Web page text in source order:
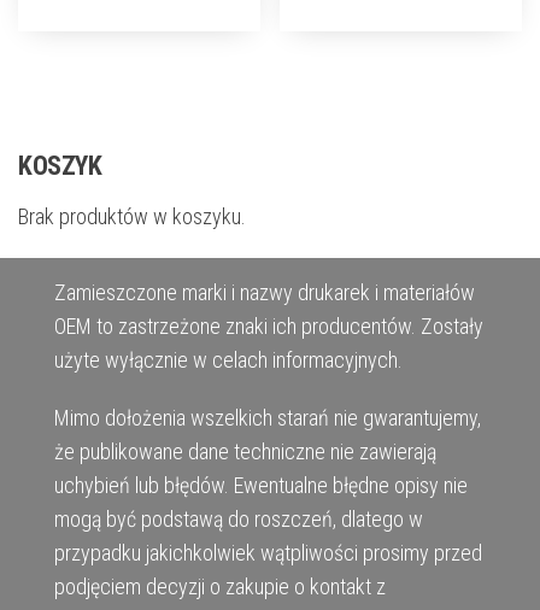
KOSZYK
Brak produktów w koszyku.
Zamieszczone marki i nazwy drukarek i materiałów
OEM to zastrzeżone znaki ich producentów. Zostały
użyte wyłącznie w celach informacyjnych.
Mimo dołożenia wszelkich starań nie gwarantujemy,
że publikowane dane techniczne nie zawierają
uchybień lub błędów. Ewentualne błędne opisy nie
mogą być podstawą do roszczeń, dlatego w
przypadku jakichkolwiek wątpliwości prosimy przed
podjęciem decyzji o zakupie o kontakt z